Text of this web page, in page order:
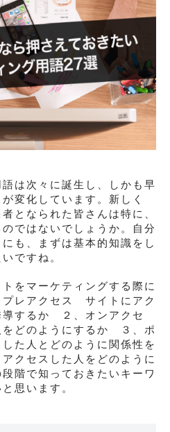
は次々に誕生し、しかも早
変化しています。新しく
となられた皆さんは特に、
ではないでしょうか。自分
も、まずは基本的知識をし
ですね。
をマーケティングする際に
レアクセス サイトにアク
導するか ２、オンアクセ
どのようにするか ３、ポ
た人とどのように関係性を
セスした人をどのように
階で知っておきたいキーワ
思います。